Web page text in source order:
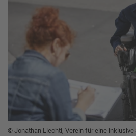
© Jonathan Liechti, Verein für eine inklusive